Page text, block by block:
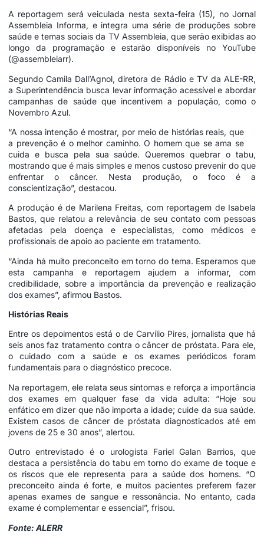
A reportagem será veiculada nesta sexta-feira (15), no Jornal
Assembleia Informa, e integra uma série de produções sobre
saúde e temas sociais da TV Assembleia, que serão exibidas ao
longo da programação e estarão disponíveis no YouTube
(@assembleiarr).
Segundo Camila Dall’Agnol, diretora de Rádio e TV da ALE-RR,
a Superintendência busca levar informação acessível e abordar
campanhas de saúde que incentivem a população, como o
Novembro Azul.
“A nossa intenção é mostrar, por meio de histórias reais, que
a prevenção é o melhor caminho. O homem que se ama se
cuida e busca pela sua saúde. Queremos quebrar o tabu,
mostrando que é mais simples e menos custoso prevenir do que
enfrentar o câncer. Nesta produção, o foco é a
conscientização”, destacou.
A produção é de Marilena Freitas, com reportagem de Isabela
Bastos, que relatou a relevância de seu contato com pessoas
afetadas pela doença e especialistas, como médicos e
profissionais de apoio ao paciente em tratamento.
“Ainda há muito preconceito em torno do tema. Esperamos que
esta campanha e reportagem ajudem a informar, com
credibilidade, sobre a importância da prevenção e realização
dos exames”, afirmou Bastos.
Histórias Reais
Entre os depoimentos está o de Carvílio Pires, jornalista que há
seis anos faz tratamento contra o câncer de próstata. Para ele,
o cuidado com a saúde e os exames periódicos foram
fundamentais para o diagnóstico precoce.
Na reportagem, ele relata seus sintomas e reforça a importância
dos exames em qualquer fase da vida adulta: “Hoje sou
enfático em dizer que não importa a idade; cuide da sua saúde.
Existem casos de câncer de próstata diagnosticados até em
jovens de 25 e 30 anos”, alertou.
Outro entrevistado é o urologista Fariel Galan Barrios, que
destaca a persistência do tabu em torno do exame de toque e
os riscos que ele representa para a saúde dos homens. “O
preconceito ainda é forte, e muitos pacientes preferem fazer
apenas exames de sangue e ressonância. No entanto, cada
exame é complementar e essencial”, frisou.
Fonte: ALERR